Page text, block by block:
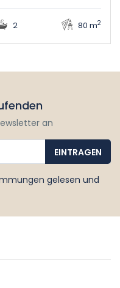
2 80 m2
an
gelesen und